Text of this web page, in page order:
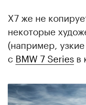
X7 же не
некоторые
(например,
с BMW 7 Series в